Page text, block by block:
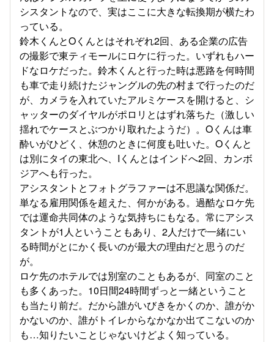
シスタントなので、実はここに大きな転換期が横たわ
っている。
鈴木くんとOくんとはそれぞれ2回、ある企業の広告
の撮影で東ティモールにロケに行った。いずれもハー
ドなロケだった。鈴木くんと行った時は悪路を何時間
も車で走り続けたジャングルの先の村まで行ったのだ
が、カメラを入れていたアルミケースを開けると、シ
ャッターのダイヤルがポロリとはずれ落ちた（激しい
揺れでケースとぶつかり取れたようだ）。Oくんは車
酔いがひどく、休憩のときに何度も吐いた。Oくんと
は別にタイの東北へ、Iくんとはインドへ2回、カンボ
ジアへも行った。
アシスタントとフォトグラファーは不思議な関係だ。
単なる雇用関係を超えた、何かがある。過酷なロケ先
では運命共同体のような気持ちにもなる。常にアシス
タントが1人ということもあり、2人だけで一緒にい
る時間がとにかく長いのが最大の理由だと思うのだ
が。
ロケ先のホテルでは別室のこともあるが、同室のこと
も多くあった。10日間24時間ずっと一緒ということ
も当たり前だ。だから誰がいびきをかくのか、誰がか
かないのか、誰がトイレからなかなか出てこないのか
も…知りたいことじゃないけどよく知っている。